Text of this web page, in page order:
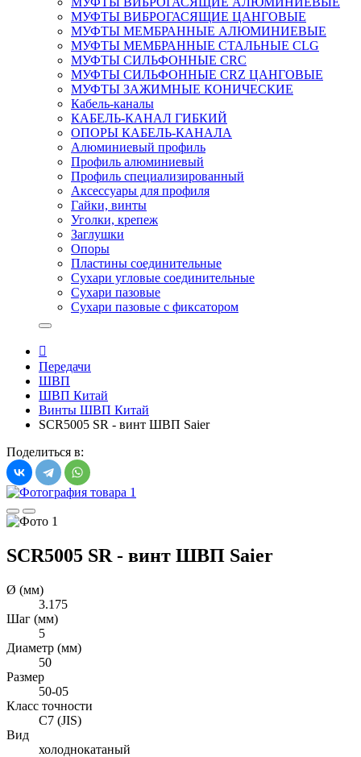
МУФТЫ ВИБРОГАСЯЩИЕ ЦАНГОВЫЕ
МУФТЫ МЕМБРАННЫЕ АЛЮМИНИЕВЫЕ
МУФТЫ МЕМБРАННЫЕ СТАЛЬНЫЕ CLG
МУФТЫ СИЛЬФОННЫЕ CRC
МУФТЫ СИЛЬФОННЫЕ CRZ ЦАНГОВЫЕ
МУФТЫ ЗАЖИМНЫЕ КОНИЧЕСКИЕ
Кабель-каналы
КАБЕЛЬ-КАНАЛ ГИБКИЙ
ОПОРЫ КАБЕЛЬ-КАНАЛА
Алюминиевый профиль
Профиль алюминиевый
Профиль специализированный
Аксессуары для профиля
Гайки, винты
Уголки, крепеж
Заглушки
Опоры
Пластины соединительные
Сухари угловые соединительные
Сухари пазовые
Сухари пазовые с фиксатором

Передачи
ШВП
ШВП Китай
Винты ШВП Китай
SCR5005 SR - винт ШВП Saier
Поделиться в:
SCR5005 SR - винт ШВП Saier
Ø (мм)
3.175
Шаг (мм)
5
Диаметр (мм)
50
Размер
50-05
Класс точности
C7 (JIS)
Вид
холоднокатаный